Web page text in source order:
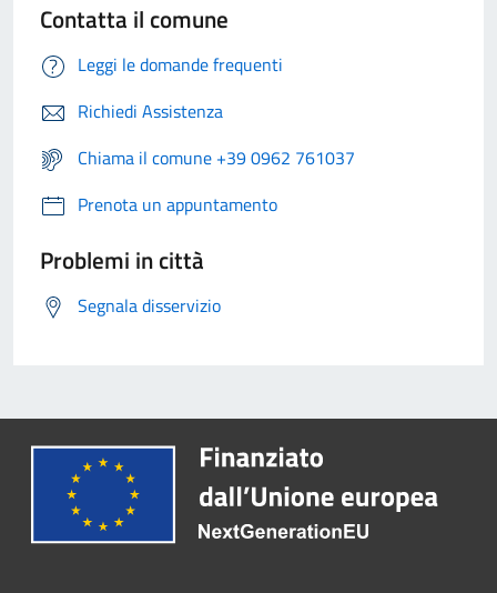
Contatta il comune
Leggi le domande frequenti
Richiedi Assistenza
Chiama il comune +39 0962 761037
Prenota un appuntamento
Problemi in città
Segnala disservizio